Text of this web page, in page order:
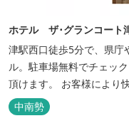
ホテル ザ･グランコート
津駅西口徒歩5分で、県庁
ル。駐車場無料でチェッ
頂けます。 お客様により快適にお過ごし頂けるよう専用設備・アメ
ニティ付き女性専用フロ
ンター設置のお部屋など
中南勢